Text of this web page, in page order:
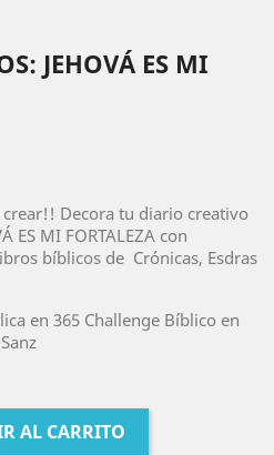
JEHOVÁ ES MI
Decora tu diario creativo
ES MI FORTALEZA con
bíblicos de Crónicas, Esdras
en 365 Challenge Bíblico en
AL CARRITO